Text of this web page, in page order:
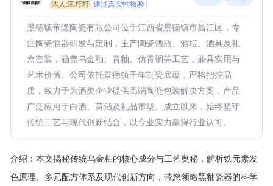
法人:宋圩圩 通过真实性核验
景德镇帝隆陶瓷有限公司位于江西省景德镇市昌江区，专
注陶瓷酒器研发与定制，主产陶瓷酒瓶、酒坛、酒具及礼
盒套装，涵盖乌金釉、青釉、仿青铜等工艺，兼具实用与
艺术价值。公司依托景德镇千年制瓷底蕴，严格把控品
质，致力于为酒类企业提供高端陶瓷包装解决方案，产品
广泛应用于白酒、黄酒及礼品市场。成立以来，始终坚守
传统工艺与现代创新结合，以专业实力赢得行业认可。
介绍： 本文揭秘传统乌金釉的核心成分与工艺奥秘，解析铁元素发
色原理、多元配方体系及现代创新方向，带您领略黑釉瓷器的科学